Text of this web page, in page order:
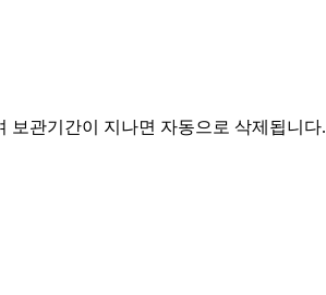
보관기간이 지나면 자동으로 삭제됩니다.